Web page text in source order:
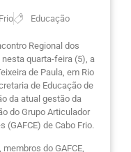
Educação
Regional dos
quarta-feira (5), a
de Paula, em Rio
de Educação de
da atual gestão da
do Grupo Articulador
de Cabo Frio.
do GAFCE,